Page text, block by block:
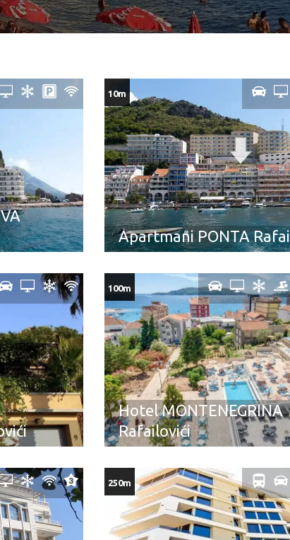
Apartmani PONTA
10m
Hotel MONTENEGRINA
Rafailovići
100m
250m